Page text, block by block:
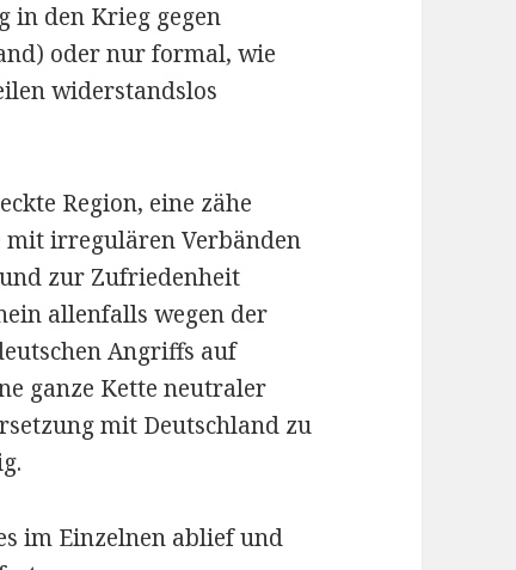
in den Krieg gegen
oder nur formal, wie
widerstandslos
Region, eine zähe
mit irregulären Verbänden
zur Zufriedenheit
allenfalls wegen der
Angriffs auf
ganze Kette neutraler
mit Deutschland zu
im Einzelnen ablief und